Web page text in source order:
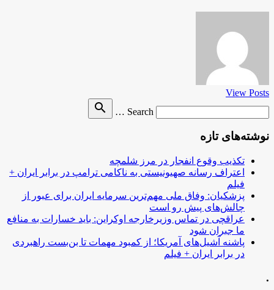
View Posts
Search …
search
نوشته‌های تازه
تکذیب وقوع انفجار در مرز شلمچه
اعتراف رسانه صهیونیستی به ناکامی ترامپ در برابر ایران +
فیلم
پزشکیان: وفاق ملی مهم‌ترین سرمایه ایران برای عبور از
چالش‌های پیش رو است
عراقچی در تماس وزیرخارجه اوکراین: باید خسارات به منافع
ما جبران شود
پاشنه آشیل‌های آمریکا؛ از کمبود مهمات تا بن‌بست راهبردی
در برابر ایران + فیلم
.